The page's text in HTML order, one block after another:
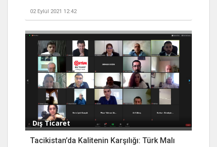
02 Eylül 2021 12:42
Dış Ticaret
Tacikistan’da Kalitenin Karşılığı: Türk Malı